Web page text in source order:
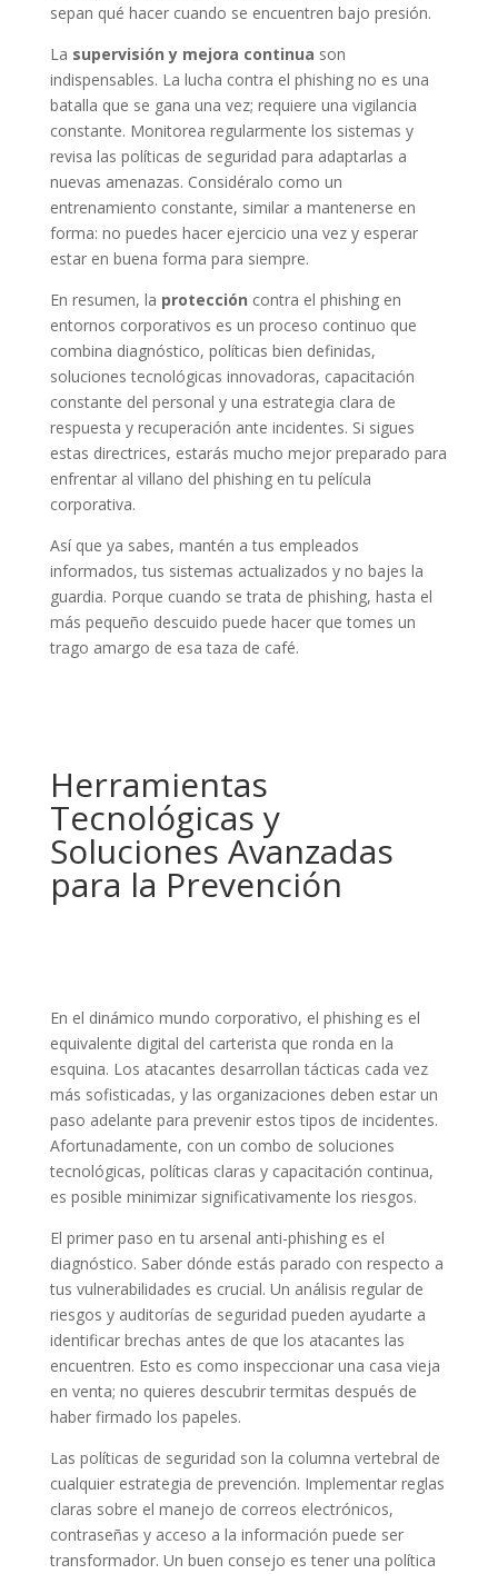
sepan qué hacer cuando se encuentren bajo presión.
La supervisión y mejora continua son
indispensables. La lucha contra el phishing no es una
batalla que se gana una vez; requiere una vigilancia
constante. Monitorea regularmente los sistemas y
revisa las políticas de seguridad para adaptarlas a
nuevas amenazas. Considéralo como un
entrenamiento constante, similar a mantenerse en
forma: no puedes hacer ejercicio una vez y esperar
estar en buena forma para siempre.
En resumen, la protección contra el phishing en
entornos corporativos es un proceso continuo que
combina diagnóstico, políticas bien definidas,
soluciones tecnológicas innovadoras, capacitación
constante del personal y una estrategia clara de
respuesta y recuperación ante incidentes. Si sigues
estas directrices, estarás mucho mejor preparado para
enfrentar al villano del phishing en tu película
corporativa.
Así que ya sabes, mantén a tus empleados
informados, tus sistemas actualizados y no bajes la
guardia. Porque cuando se trata de phishing, hasta el
más pequeño descuido puede hacer que tomes un
trago amargo de esa taza de café.
Herramientas
Tecnológicas y
Soluciones Avanzadas
para la Prevención
En el dinámico mundo corporativo, el phishing es el
equivalente digital del carterista que ronda en la
esquina. Los atacantes desarrollan tácticas cada vez
más sofisticadas, y las organizaciones deben estar un
paso adelante para prevenir estos tipos de incidentes.
Afortunadamente, con un combo de soluciones
tecnológicas, políticas claras y capacitación continua,
es posible minimizar significativamente los riesgos.
El primer paso en tu arsenal anti-phishing es el
diagnóstico. Saber dónde estás parado con respecto a
tus vulnerabilidades es crucial. Un análisis regular de
riesgos y auditorías de seguridad pueden ayudarte a
identificar brechas antes de que los atacantes las
encuentren. Esto es como inspeccionar una casa vieja
en venta; no quieres descubrir termitas después de
haber firmado los papeles.
Las políticas de seguridad son la columna vertebral de
cualquier estrategia de prevención. Implementar reglas
claras sobre el manejo de correos electrónicos,
contraseñas y acceso a la información puede ser
transformador. Un buen consejo es tener una política